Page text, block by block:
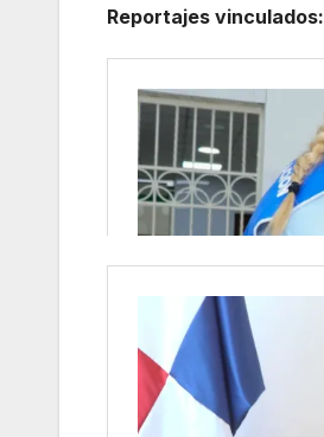
Reportajes vinculados: